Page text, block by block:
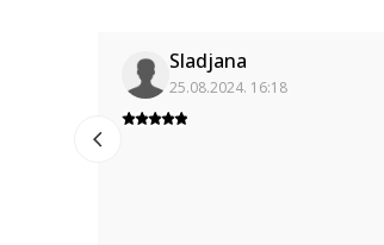
Sladjana
25.08.2024. 16:18